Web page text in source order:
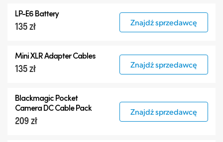
LP-E6 Battery
135 zł Znajdź sprzedawcę
Mini XLR Adapter Cables
135 zł Znajdź sprzedawcę
Blackmagic Pocket
CameraDC Cable Pack
209 zł
Znajdź sprzedawcę